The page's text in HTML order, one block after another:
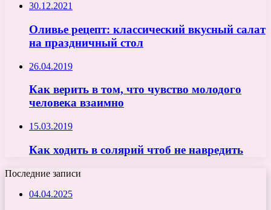
30.12.2021
Оливье рецепт: классический вкусный салат
на праздничный стол
26.04.2019
Как верить в том, что чувство молодого
человека взаимно
15.03.2019
Как ходить в солярий чтоб не навредить
Последние записи
04.04.2025